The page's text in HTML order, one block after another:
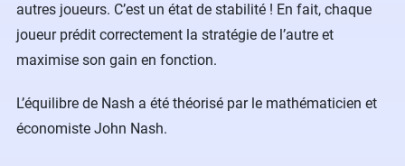
autres joueurs. C’est un état de stabilité ! En fait, chaque
joueur prédit correctement la stratégie de l’autre et
maximise son gain en fonction.
L’équilibre de Nash a été théorisé par le mathématicien et
économiste John Nash.